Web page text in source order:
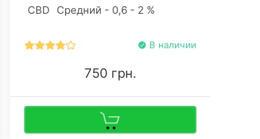
скромных по объему боксах.
CBD Средний - 0,6 - 2 %
В наличии
750 грн.